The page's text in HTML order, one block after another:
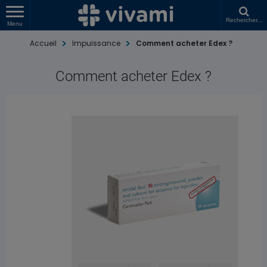
Menu
Rechercher...
Accueil Impuissance Comment acheter Edex ?
Comment acheter Edex ?